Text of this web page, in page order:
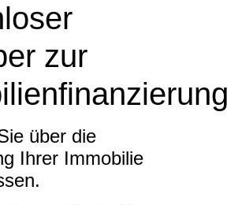
zur
über die
Ihrer Immobilie